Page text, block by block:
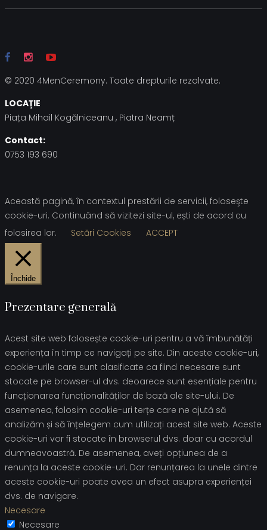
© 2020 4MenCeremony. Toate drepturile rezolvate.
LOCAȚIE
Piața Mihail Kogălniceanu , Piatra Neamț
Contact:
0753 193 690
Această pagină, în contextul prestării de servicii, foloseşte
cookie-uri. Continuând să vizitezi site-ul, ești de acord cu
folosirea lor.
Setări Cookies ACCEPT
Închide
Prezentare generală
Acest site web folosește cookie-uri pentru a vă îmbunătăți
experiența în timp ce navigați pe site. Din aceste cookie-uri,
cookie-urile care sunt clasificate ca fiind necesare sunt
stocate pe browser-ul dvs. deoarece sunt esențiale pentru
funcționarea funcționalităților de bază ale site-ului. De
asemenea, folosim cookie-uri terțe care ne ajută să
analizăm și să înțelegem cum utilizați acest site web. Aceste
cookie-uri vor fi stocate în browserul dvs. doar cu acordul
dumneavoastră. De asemenea, aveți opțiunea de a
renunța la aceste cookie-uri. Dar renunțarea la unele dintre
aceste cookie-uri poate avea un efect asupra experienței
dvs. de navigare.
Necesare
Necesare